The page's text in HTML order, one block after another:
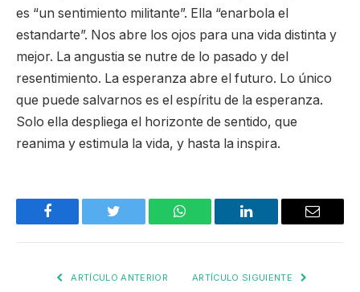
es “un sentimiento militante”. Ella “enarbola el
estandarte”. Nos abre los ojos para una vida distinta y
mejor. La angustia se nutre de lo pasado y del
resentimiento. La esperanza abre el futuro. Lo único
que puede salvarnos es el espíritu de la esperanza.
Solo ella despliega el horizonte de sentido, que
reanima y estimula la vida, y hasta la inspira.
Facebook Twitter WhatsApp LinkedIn Email
ARTÍCULO ANTERIOR ARTÍCULO SIGUIENTE